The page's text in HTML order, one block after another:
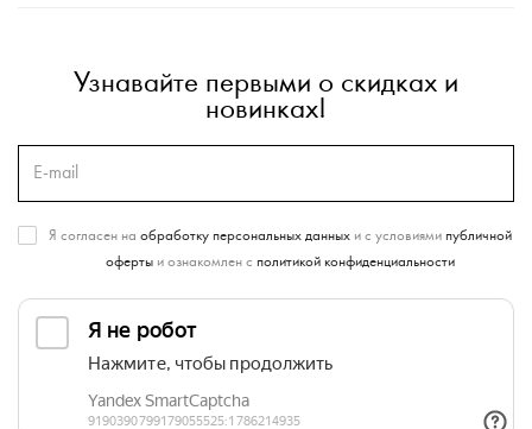
Узнавайте первыми о скидках и
новинках!
Я согласен на обработку персональных данныхи с условиями публичной
офертыи ознакомлен с политикой конфиденциальности